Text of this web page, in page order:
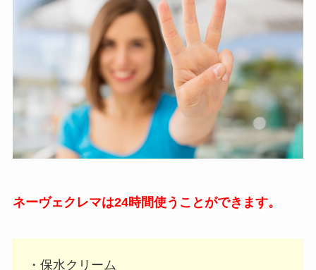
ネーヴェクレマは24時間使うことができます。
・保水クリーム